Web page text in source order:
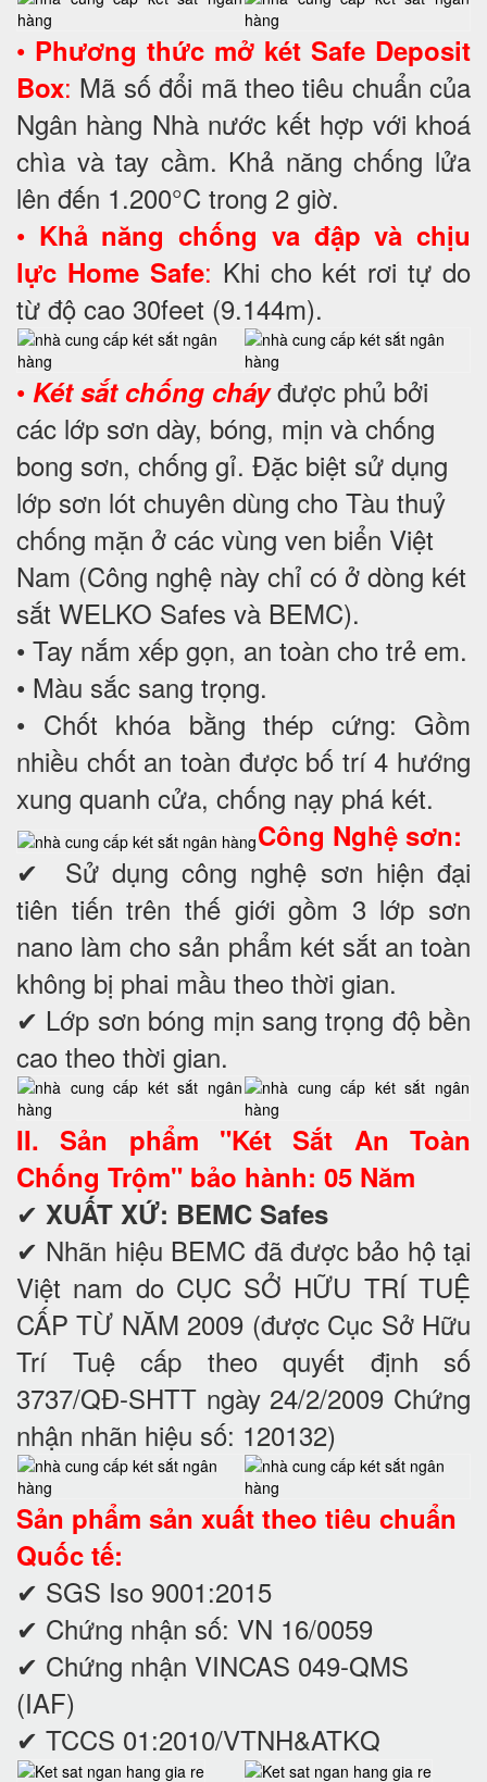
• Phương thức mở két Safe Deposit
Box: Mã số đổi mã theo tiêu chuẩn của
Ngân hàng Nhà nước kết hợp với khoá
chìa và tay cầm. Khả năng chống lửa
lên đến 1.200°C trong 2 giờ.
• Khả năng chống va đập và chịu
lực Home Safe: Khi cho két rơi tự do
từ độ cao 30feet (9.144m).
• Két sắt chống cháy được phủ bởi
các lớp sơn dày, bóng, mịn và chống
bong sơn, chống gỉ. Đặc biệt sử dụng
lớp sơn lót chuyên dùng cho Tàu thuỷ
chống mặn ở các vùng ven biển Việt
Nam (Công nghệ này chỉ có ở dòng két
sắt WELKO Safes và BEMC).
• Tay nắm xếp gọn, an toàn cho trẻ em.
• Màu sắc sang trọng.
• Chốt khóa bằng thép cứng: Gồm
nhiều chốt an toàn được bố trí 4 hướng
xung quanh cửa, chống nạy phá két.
Công Nghệ sơn:
✔ Sử dụng công nghệ sơn hiện đại
tiên tiến trên thế giới gồm 3 lớp sơn
nano làm cho sản phẩm két sắt an toàn
không bị phai mầu theo thời gian.
✔ Lớp sơn bóng mịn sang trọng độ bền
cao theo thời gian.
II. Sản phẩm "Két Sắt An Toàn
Chống Trộm" bảo hành: 05 Năm
✔ XUẤT XỨ: BEMC Safes
✔ Nhãn hiệu BEMC đã được bảo hộ tại
Việt nam do CỤC SỞ HỮU TRÍ TUỆ
CẤP TỪ NĂM 2009 (được Cục Sở Hữu
Trí Tuệ cấp theo quyết định số
3737/QĐ-SHTT ngày 24/2/2009 Chứng
nhận nhãn hiệu số: 120132)
Sản phẩm sản xuất theo tiêu chuẩn
Quốc tế:
✔ SGS Iso 9001:2015
✔ Chứng nhận số: VN 16/0059
✔ Chứng nhận VINCAS 049-QMS
(IAF)
✔ TCCS 01:2010/VTNH&ATKQ